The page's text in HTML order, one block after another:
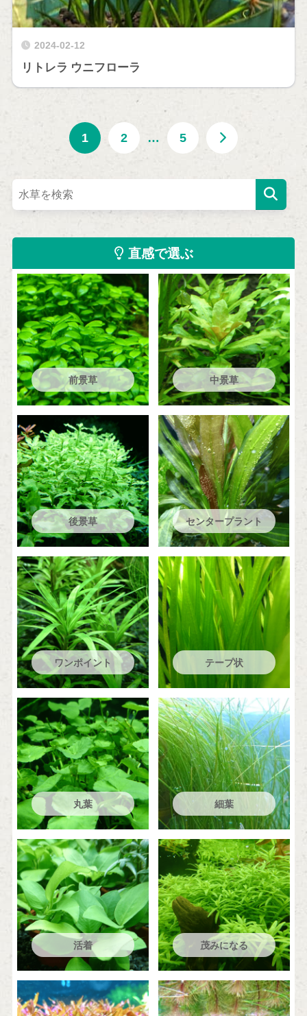
2024-02-12
リトレラ ウニフローラ
1 2 … 5
直感で選ぶ
前景草 中景草
後景草 センタープラント
ワンポイント テープ状
丸葉 細葉
活着 茂みになる